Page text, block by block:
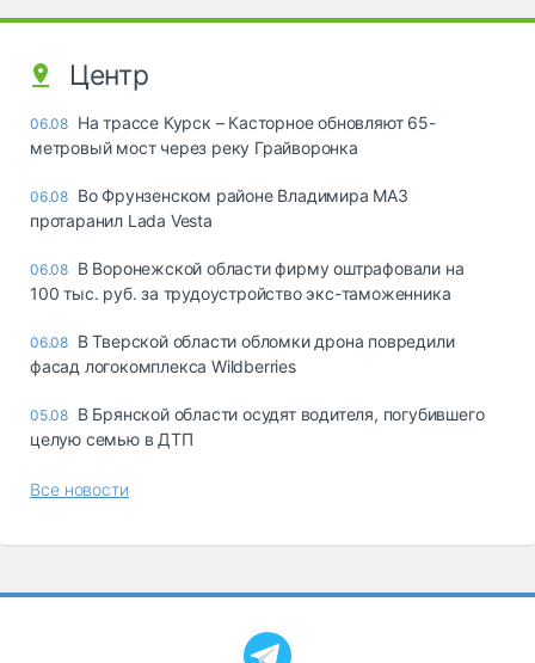
Центр
06.08 На трассе Курск – Касторное обновляют 65-
метровый мост через реку Грайворонка
06.08 Во Фрунзенском районе Владимира МАЗ
протаранил Lada Vesta
06.08 В Воронежской области фирму оштрафовали на
100 тыс. руб. за трудоустройство экс-таможенника
06.08 В Тверской области обломки дрона повредили
фасад логокомплекса Wildberries
05.08 В Брянской области осудят водителя, погубившего
целую семью в ДТП
Все новости